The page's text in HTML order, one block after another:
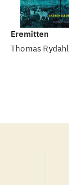
Eremitten
Thomas Rydahl